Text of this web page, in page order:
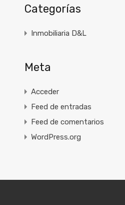
Categorías
Inmobiliaria D&L
Meta
Acceder
Feed de entradas
Feed de comentarios
WordPress.org